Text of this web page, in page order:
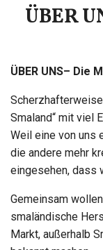
ÜBER
ÜBER UNS– Die
Smaland“ mit viel
Weil eine von uns
die andere mehr
eingesehen, dass
Gemeinsam
smaländische
Markt, außerhalb